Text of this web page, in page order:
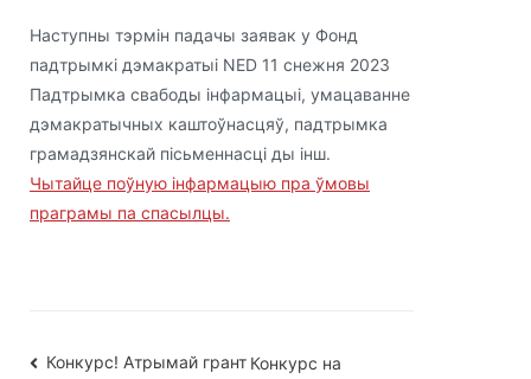
Наступны тэрмін падачы заявак у Фонд
падтрымкі дэмакратыі NED 11 снежня 2023
Падтрымка свабоды інфармацыі, умацаванне
дэмакратычных каштоўнасцяў, падтрымка
грамадзянскай пісьменнасці ды інш.
Чытайце поўную інфармацыю пра ўмовы
праграмы па спасылцы.
Навігацыя
Конкурс! Атрымай грант Конкурс на